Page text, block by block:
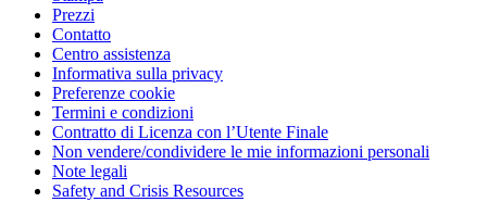
Prezzi
Contatto
Centro assistenza
Informativa sulla privacy
Preferenze cookie
Termini e condizioni
Contratto di Licenza con l’Utente Finale
Non vendere/condividere le mie informazioni personali
Note legali
Safety and Crisis Resources